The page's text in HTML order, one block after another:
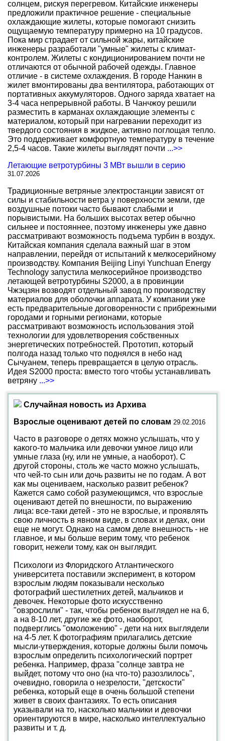
солнцем, рискуя перегревом. Китайские инженеры
предложили практичное решение - специальные
охлаждающие жилеты, которые помогают снизить
ощущаемую температуру примерно на 10 градусов.
Пока мир страдает от сильной жары, китайские
инженеры разработали "умные" жилеты с климат-
контролем. Жилеты с кондиционированием почти не
отличаются от обычной рабочей одежды. Главное
отличие - в системе охлаждения. В городе Нанкин в
жилет вмонтированы два вентилятора, работающих от
портативных аккумуляторов. Одного заряда хватает на
3-4 часа непрерывной работы. В Чанчжоу решили
разместить в карманах охлаждающие элементы с
материалом, который при нагревании переходит из
твердого состояния в жидкое, активно поглощая тепло.
Это поддерживает комфортную температуру в течение
2,5-4 часов. Такие жилеты выглядят почти ...>>
Летающие ветротурбины 3 МВт вышли в серию
31.07.2026
Традиционные ветряные электростанции зависят от
силы и стабильности ветра у поверхности земли, где
воздушные потоки часто бывают слабыми и
порывистыми. На больших высотах ветер обычно
сильнее и постояннее, поэтому инженеры уже давно
рассматривают возможность подъема турбин в воздух.
Китайская компания сделала важный шаг в этом
направлении, перейдя от испытаний к мелкосерийному
производству. Компания Beijing Linyi Yunchuan Energy
Technology запустила мелкосерийное производство
летающей ветротурбины S2000, а в провинции
Чжэцзян возводят отдельный завод по производству
материалов для оболочки аппарата. У компании уже
есть предварительные договоренности с прибрежными
городами и горными регионами, которые
рассматривают возможность использования этой
технологии для удовлетворения собственных
энергетических потребностей. Прототип, который
полгода назад только что поднялся в небо над
Сычуанем, теперь превращается в целую отрасль.
Идея S2000 проста: вместо того чтобы устанавливать
ветряну ...>>
Случайная новость из Архива
Взрослые оценивают детей по словам 29.02.2016
Часто в разговоре о детях можно услышать, что у
какого-то мальчика или девочки умное лицо или
умные глаза (ну, или не умные, а наоборот). С
другой стороны, столь же часто можно услышать,
что чей-то сын или дочь развиты не по годам. А вот
как мы оцениваем, насколько развит ребенок?
Кажется само собой разумеющимся, что взрослые
оценивают детей по внешности, по выражению
лица: все-таки детей - это не взрослые, и проявлять
свою личность в явном виде, в словах и делах, они
еще не могут. Однако на самом деле внешность - не
главное, и мы больше верим тому, что ребенок
говорит, нежели тому, как он выглядит.
Психологи из Флоридского Атлантического
университета поставили эксперимент, в котором
взрослым людям показывали несколько
фотографий шестилетних детей, мальчиков и
девочек. Некоторые фото искусственно
"овзрослили" - так, чтобы ребенок выглядел не на 6,
а на 8-10 лет, другие же фото, наоборот,
подверглись "омоложению" - дети на них выглядели
на 4-5 лет. К фотографиям прилагались детские
мысли-утверждения, которые должны были помочь
взрослым определить психологический портрет
ребенка. Например, фраза "солнце завтра не
выйдет, потому что оно (на что-то) разозлилось",
очевидно, говорила о незрелости, "детскости"
ребенка, который еще в очень большой степени
живет в своих фантазиях. То есть описания
указывали на то, насколько мальчики и девочки
ориентируются в мире, насколько интеллектуально
развиты и т. д.